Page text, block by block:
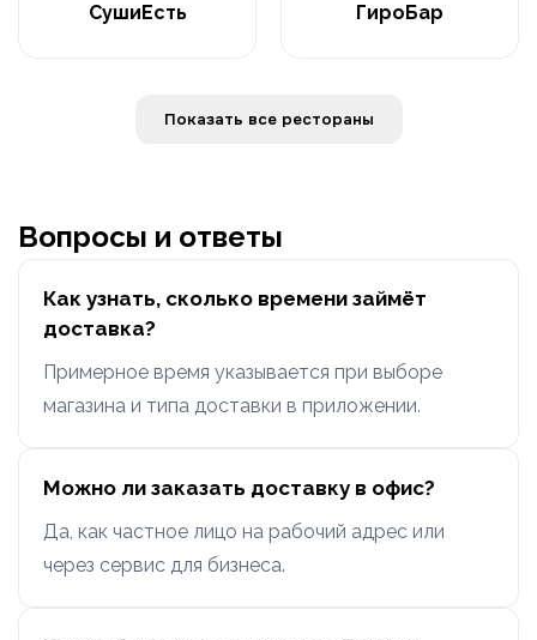
СушиЕсть ГироБар
Показать все рестораны
Вопросы и ответы
Как узнать, сколько времени займёт
доставка?
Примерное время указывается при выборе
магазина и типа доставки в приложении.
Можно ли заказать доставку в офис?
Да, как частное лицо на рабочий адрес или
через сервис для бизнеса.